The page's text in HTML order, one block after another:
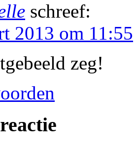
schreef:
2013 om 11:55
zeg!